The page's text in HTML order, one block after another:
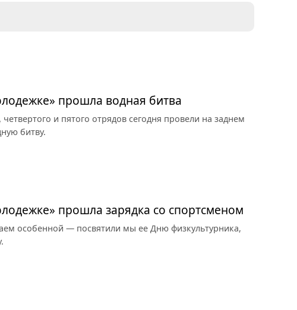
прошла водная битва
и пятого отрядов сегодня провели на заднем
битву.
прошла зарядка со спортсменом
особенной — посвятили мы ее Дню физкультурника,